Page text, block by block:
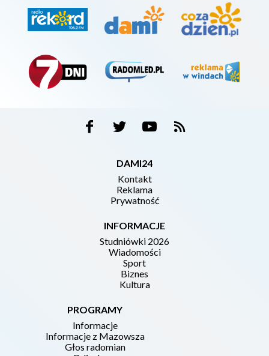
DAMI24
Kontakt
Reklama
Prywatność
INFORMACJE
Studniówki 2026
Wiadomości
Sport
Biznes
Kultura
PROGRAMY
Informacje
Informacje z Mazowsza
Głos radomian